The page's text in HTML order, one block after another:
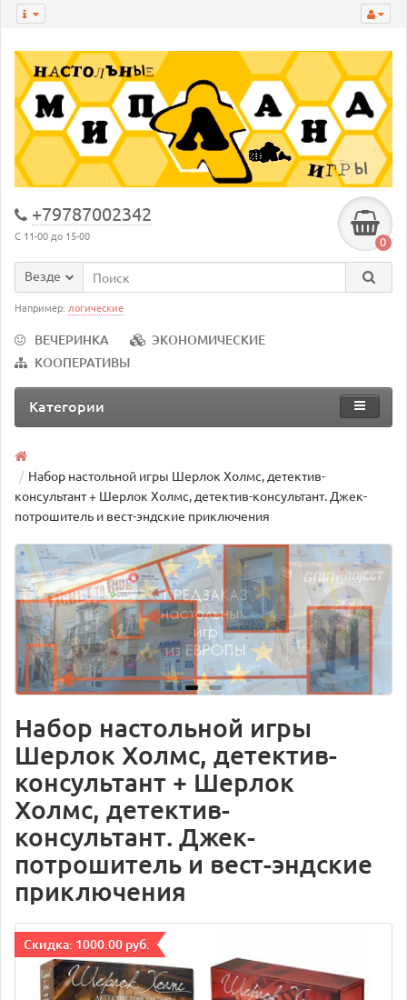
+79787002342
С 11-00 до 15-00 0
Везде
Например: логические
ВЕЧЕРИНКА
ЭКОНОМИЧЕСКИЕ
КООПЕРАТИВЫ
Категории
Набор настольной игры Шерлок Холмс, детектив-
консультант + Шерлок Холмс, детектив-консультант. Джек-
потрошитель и вест-эндские приключения
Набор настольной игры
Шерлок Холмс, детектив-
консультант + Шерлок
Холмс, детектив-
консультант. Джек-
потрошитель и вест-эндские
приключения
Cкидка: 1000.00 руб.